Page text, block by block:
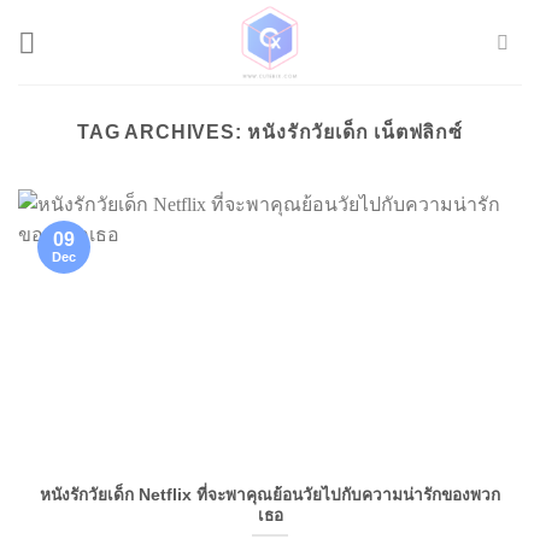
TAG ARCHIVES: หนังรักวัยเด็ก เน็ตฟลิกซ์
หนังรักวัยเด็ก Netflix ที่จะพาคุณย้อนวัยไปกับความน่ารักของพวก
เธอ
09
Dec